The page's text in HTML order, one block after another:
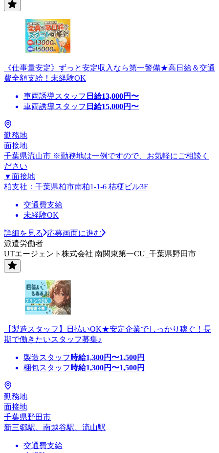
《仕事量安定》ずっと安定収入なら第一警備★高日給＆交通
費全額支給！未経験OK
車両誘導スタッフ 日給13,000円〜
車両誘導スタッフ 日給15,000円〜
勤務地
面接地
千葉県流山市 ※勤務地は一例ですので、お気軽にご相談く
ださい
▼面接地
柏支社：千葉県柏市南柏1-1-6 桔梗ビル3F
交通費支給
未経験OK
詳細を見る
応募画面に進む
派遣労働者
UTエージェント株式会社 南関東第一CU_千葉県野田市
【製造スタッフ】日払いOK★安定企業でしっかり稼ぐ！長
期で働きたいスタッフ募集♪
製造スタッフ 時給1,300円〜1,500円
梱包スタッフ 時給1,300円〜1,500円
勤務地
面接地
千葉県野田市
新三郷駅、南越谷駅、流山駅
交通費支給